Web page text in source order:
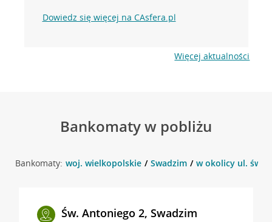
Dowiedz się więcej na CAsfera.pl
Więcej aktualności
Bankomaty w pobliżu
Bankomaty: woj. wielkopolskie Swadzim w okolicy ul. św.
Św. Antoniego 2, Swadzim